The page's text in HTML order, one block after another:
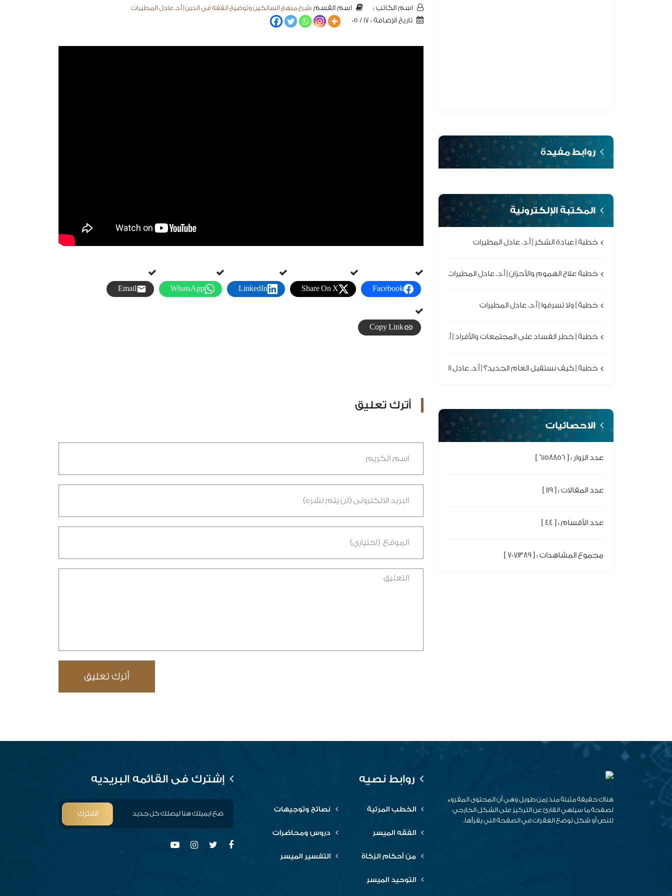
اسم الكاتب : اسم القسم :شرح منهج السالكين وتوضيح الفقه في الدين | أ.د. عادل المطيرات
تاريخ الإضافة : 17 / 05
Facebook
Share On X
LinkedIn
WhatsApp
Email
Copy Link
أترك تعليق
روابط مفيدة
المكتبة الإلكترونية
خطبة | عبادة الشكر | أ.د. عادل المطيرات
خطبة علاج الهموم والأحزان | أ.د. عادل المطيرات
خطبة | ولا تسرفوا | أ.د. عادل المطيرات
خطبة | خطر الفساد على المجتمعات والأفراد | أ.د. عادل المطيرات
خطبة | كيف نستقبل العام الجديد؟ | أ.د. عادل المطيرات
الاحصائيات
عدد الزوار : [ 6158856 ]
عدد المقالات : [ 119 ]
عدد الأقسام : [ 44 ]
مجموع المشاهدات : [ 7071389 ]
هناك حقيقة مثبتة منذ زمن طويل وهي أن المحتوى المقروء
لصفحة ما سيلهي القارئ عن التركيز على الشكل الخارجي
للنص أو شكل توضع الفقرات في الصفحة التي يقرأها.
روابط نصيه
الخطب المرئية نصائح وتوجيهات
الفقه الميسر دروس ومحاضرات
من أحكام الزكاة التفسير الميسر
التوحيد الميسر
إشترك فى القائمه البريديه